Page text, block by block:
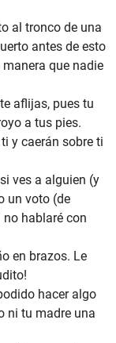
al tronco de una
antes de esto
que nadie
aflijas, pues tu
a tus pies.
y caerán sobre ti
ves a alguien (y
un voto (de
hablaré con
en brazos. Le
hacer algo
ni tu madre una